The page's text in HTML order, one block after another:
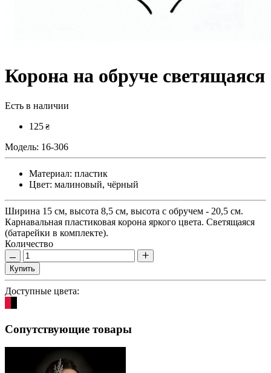
Корона на обруче светящаяся
Есть в наличии
125 ₴
Модель: 16-306
Материал: пластик
Цвет: малиновый, чёрный
Ширина 15 см, высота 8,5 см, высота с обручем - 20,5 см.
Карнавальная пластиковая корона яркого цвета. Светящаяся
(батарейки в комплекте).
Количество
Купить
Доступные цвета:
Сопутствующие товары